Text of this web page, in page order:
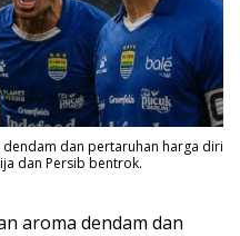
dendam dan pertaruhan harga diri
dan Persib bentrok.
aroma dendam dan